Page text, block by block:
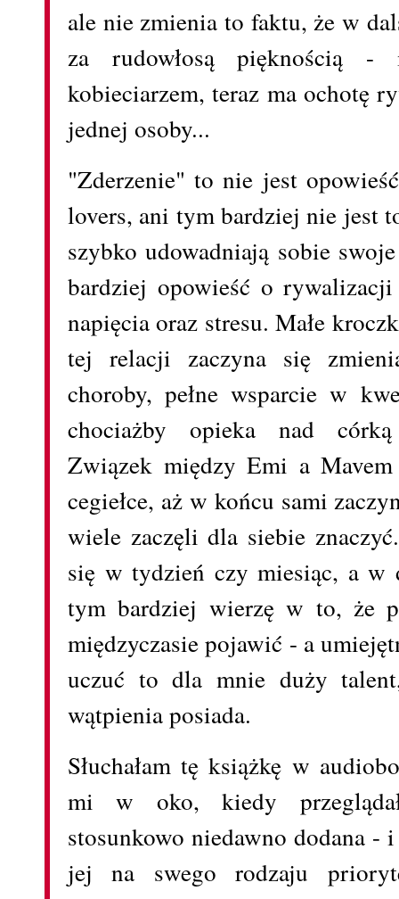
ale nie zmienia to faktu, że w
za rudowłosą pięknością
kobieciarzem, teraz ma ochotę
jednej osoby...
"Zderzenie" to nie jest
lovers, ani tym bardziej nie jest
szybko udowadniają sobie
bardziej opowieść o
napięcia oraz stresu. Małe
tej relacji zaczyna się
choroby, pełne wsparcie w
chociażby opieka nad córką
Związek między Emi a
cegiełce, aż w końcu sami
wiele zaczęli dla siebie
się w tydzień czy miesiąc, a
tym bardziej wierzę w to, że
międzyczasie pojawić - a
uczuć to dla mnie duży
wątpienia posiada.
Słuchałam tę książkę w
mi w oko, kiedy
stosunkowo niedawno dodana -
jej na swego rodzaju